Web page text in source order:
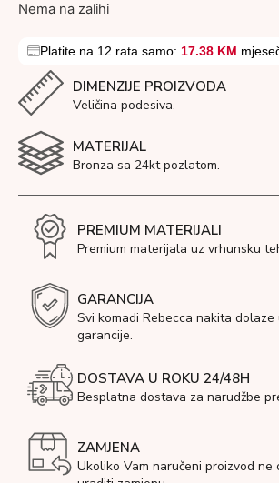
Nema na zalihi
Platite na 12 rata samo: 17.38 KM
DIMENZIJE PROIZVODA
Veličina podesiva.
MATERIJAL
Bronza sa 24kt pozlatom.
PREMIUM MATERIJALI
Premium materijala uz vrhunsku
GARANCIJA
Svi komadi Rebecca nakita
garancije.
DOSTAVA U ROKU 24/48H
Besplatna dostava za narudžbe
ZAMJENA
Ukoliko Vam naručeni proizvod ne